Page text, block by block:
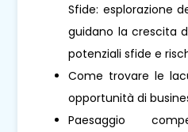
Sfide: esplorazione
guidano la crescita
potenziali sfide e
Come trovare le
opportunità di
Paesaggio